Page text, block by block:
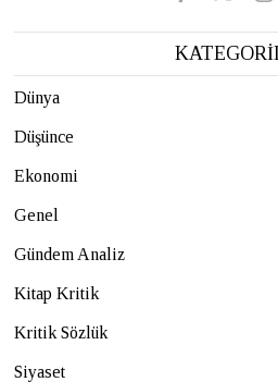
Dünya
Düşünce
Ekonomi
Genel
Gündem Analiz
Kitap Kritik
Kritik Sözlük
Siyaset